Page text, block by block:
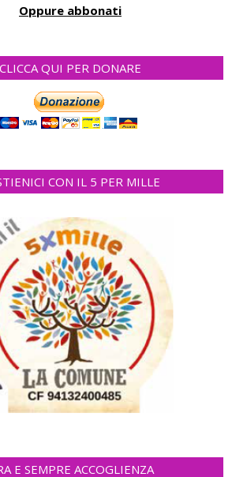
Oppure abbonati
CLICCA QUI PER DONARE
CON IL 5 PER MILLE
E SEMPRE ACCOGLIENZA